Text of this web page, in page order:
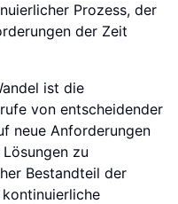
Prozess, der
der Zeit
ist die
von entscheidender
neue Anforderungen
zu
Bestandteil der